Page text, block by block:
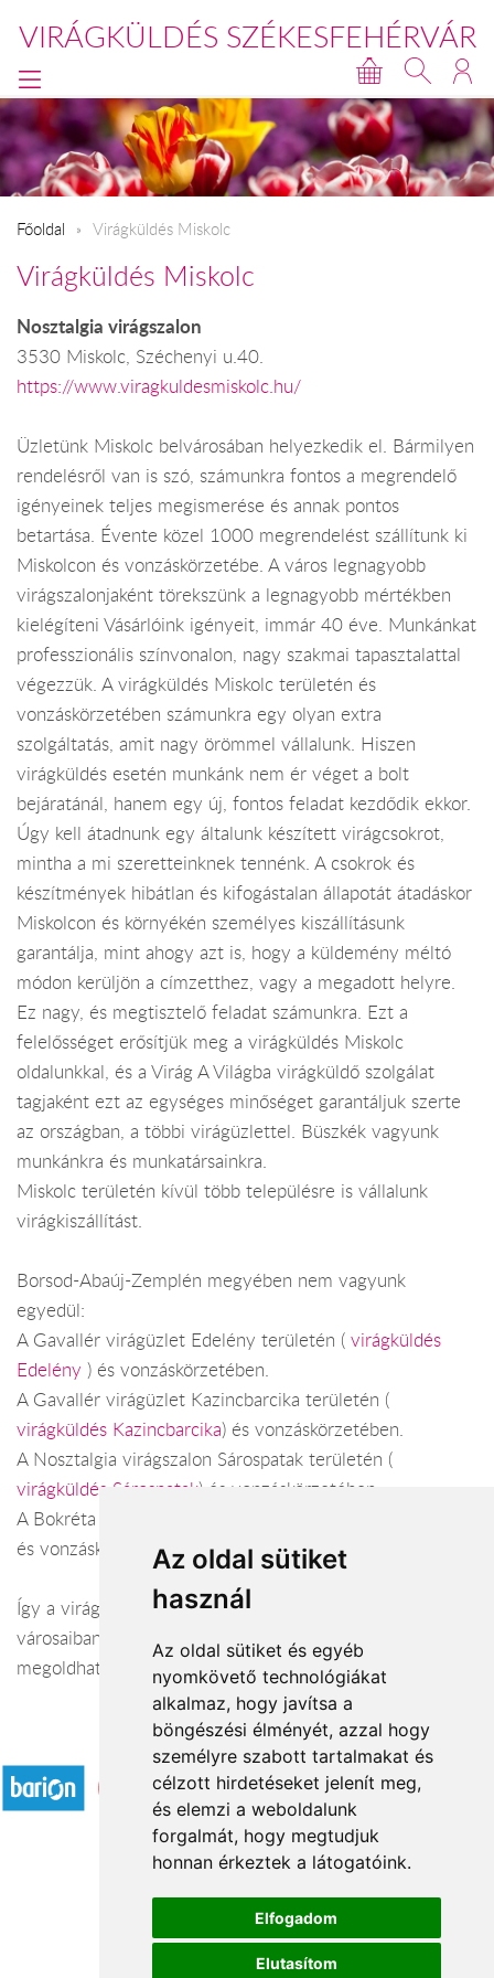
Az oldal sütiket
használ
Az oldal sütiket és egyéb
nyomkövető technológiákat
alkalmaz, hogy javítsa a
böngészési élményét, azzal hogy
személyre szabott tartalmakat és
célzott hirdetéseket jelenít meg,
és elemzi a weboldalunk
forgalmát, hogy megtudjuk
honnan érkeztek a látogatóink.
Elfogadom
Elutasítom
VIRÁGKÜLDÉS SZÉKESFEHÉRVÁR
Főoldal Virágküldés Miskolc
Virágküldés Miskolc
Nosztalgia virágszalon
3530 Miskolc, Széchenyi u.40.
https://www.viragkuldesmiskolc.hu/
Üzletünk Miskolc belvárosában helyezkedik el. Bármilyen
rendelésről van is szó, számunkra fontos a megrendelő
igényeinek teljes megismerése és annak pontos
betartása. Évente közel 1000 megrendelést szállítunk ki
Miskolcon és vonzáskörzetébe. A város legnagyobb
virágszalonjaként törekszünk a legnagyobb mértékben
kielégíteni Vásárlóink igényeit, immár 40 éve. Munkánkat
professzionális színvonalon, nagy szakmai tapasztalattal
végezzük. A virágküldés Miskolc területén és
vonzáskörzetében számunkra egy olyan extra
szolgáltatás, amit nagy örömmel vállalunk. Hiszen
virágküldés esetén munkánk nem ér véget a bolt
bejáratánál, hanem egy új, fontos feladat kezdődik ekkor.
Úgy kell átadnunk egy általunk készített virágcsokrot,
mintha a mi szeretteinknek tennénk. A csokrok és
készítmények hibátlan és kifogástalan állapotát átadáskor
Miskolcon és környékén személyes kiszállításunk
garantálja, mint ahogy azt is, hogy a küldemény méltó
módon kerüljön a címzetthez, vagy a megadott helyre.
Ez nagy, és megtisztelő feladat számunkra. Ezt a
felelősséget erősítjük meg a virágküldés Miskolc
oldalunkkal, és a Virág A Világba virágküldő szolgálat
tagjaként ezt az egységes minőséget garantáljuk szerte
az országban, a többi virágüzlettel. Büszkék vagyunk
munkánkra és munkatársainkra.
Miskolc területén kívül több településre is vállalunk
virágkiszállítást.
Borsod-Abaúj-Zemplén megyében nem vagyunk
egyedül:
A Gavallér virágüzlet Edelény területén ( virágküldés
Edelény ) és vonzáskörzetében.
A Gavallér virágüzlet Kazincbarcika területén (
virágküldés Kazincbarcika) és vonzáskörzetében.
A Nosztalgia virágszalon Sárospatak területén (
virágküldés Sárospatak) és vonzáskörzetében.
A Bokréta virágüzlet Tokaj területén (
és vonzáskörzetében.
Így a virágküldés Borsod-Abaúj-Zemplén megye
városaiban és azok vonzáskörzetében is gond nélkül
megoldható. Várjuk szeretettel webáruházunkban!
Elfogadott fizetési módok
Á.SZ.F.
Impresszum
Adatkezelési tájékoztató